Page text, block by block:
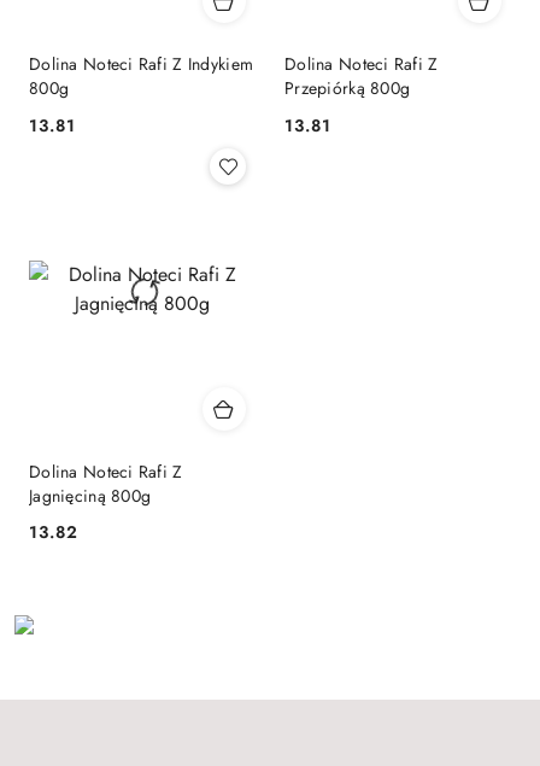
Dolina Noteci Rafi Z Indykiem
800g
Cena:
13.81
Dolina Noteci Rafi Z
Przepiórką 800g
Cena:
13.81
Dolina Noteci Rafi Z
Jagnięciną 800g
Cena:
13.82